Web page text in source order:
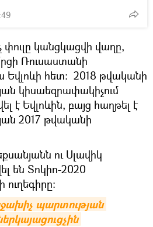
փուլը կանցկացվի վաղը,
Ռուսաստանի
Եվլոևի հետ։ 2018 թվականի
կիսաեզրափակիչում
է Եվլոևին, բայց հաղթել է
2017 թվականի
ու Սլավիկ
են Տոկիո-2020
պարտության